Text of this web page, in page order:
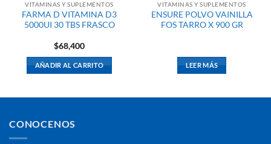
VITAMINAS Y SUPLEMENTOS
FARMA D VITAMINA D3
5000UI 30 TBS FRASCO
$68,400
AÑADIR AL CARRITO
VITAMINAS Y SUPLEMENTOS
ENSURE POLVO VAINILLA
FOS TARRO X 900 GR
LEER MÁS
CONOCENOS